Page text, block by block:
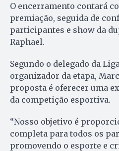
O encerramento contará
premiação, seguida de
participantes e show da
Raphael.
Segundo o delegado da
organizador da etapa,
proposta é oferecer uma
da competição esportiva.
“Nosso objetivo é
completa para todos os
promovendo o esporte e